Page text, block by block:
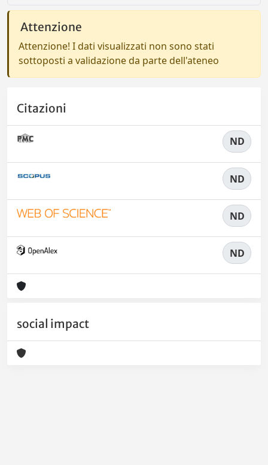
Attenzione
Attenzione! I dati visualizzati non sono stati
sottoposti a validazione da parte dell'ateneo
Citazioni
ND
ND
ND
ND
social impact